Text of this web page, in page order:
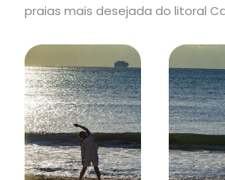
praias mais desejada do litoral